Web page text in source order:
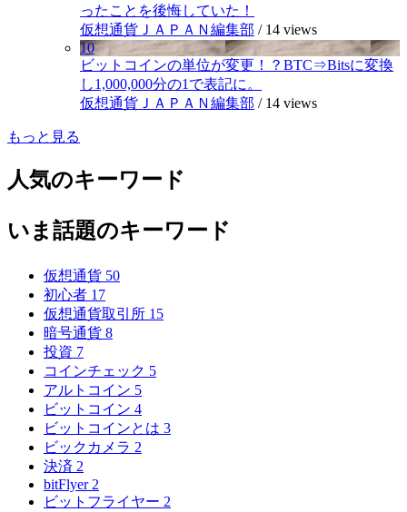
ったことを後悔していた！
仮想通貨ＪＡＰＡＮ編集部 / 14 views
10
ビットコインの単位が変更！？BTC⇒Bitsに変換
し1,000,000分の1で表記に。
仮想通貨ＪＡＰＡＮ編集部 / 14 views
もっと見る
人気のキーワード
いま話題のキーワード
仮想通貨 50
初心者 17
仮想通貨取引所 15
暗号通貨 8
投資 7
コインチェック 5
アルトコイン 5
ビットコイン 4
ビットコインとは 3
ビックカメラ 2
決済 2
bitFlyer 2
ビットフライヤー 2